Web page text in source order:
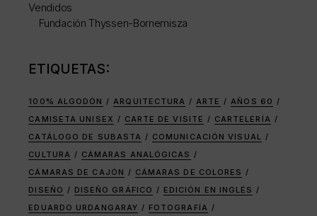
Vendidos
Fundación Thyssen-Bornemisza
ETIQUETAS:
100% ALGODÓN ARQUITECTURA ARTE
AÑOS 60
CAMISETA UNISEX
CARTE DE VISITE
CARTELERÍA
CATÁLOGO DE SUBASTA
COMUNICACIÓN VISUAL
CULTURA
CÁMARAS ANALÓGICAS
CÁMARAS DE CAJÓN
CÁMARAS DE COLORES
DISEÑO
DISEÑO GRÁFICO
EDICIÓN EN INGLÉS
EDUARDO URDANGARAY
FOTOGRAFÍA